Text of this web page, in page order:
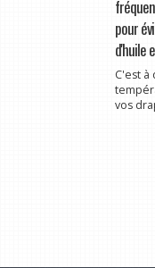
pour
d'huile
C'est à
vos